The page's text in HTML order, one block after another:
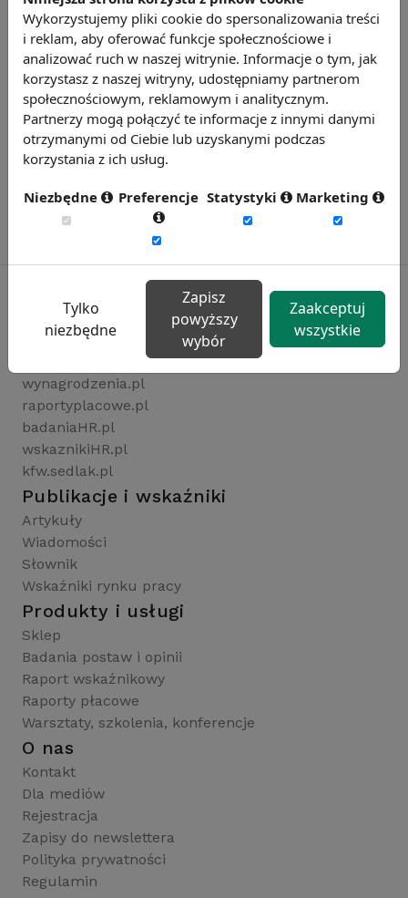
Rynekpracy.pl
wynagrodzenia.pl
raportyplacowe.pl
badaniaHR.pl
wskaznikiHR.pl
kfw.sedlak.pl
Publikacje i wskaźniki
Artykuły
Wiadomości
Słownik
Wskaźniki rynku pracy
Produkty i usługi
Sklep
Badania postaw i opinii
Raport wskaźnikowy
Raporty płacowe
Warsztaty, szkolenia, konferencje
O nas
Kontakt
Dla mediów
Rejestracja
Zapisy do newslettera
Polityka prywatności
Regulamin
Wykorzystujemy pliki cookie do spersonalizowania treści
i reklam, aby oferować funkcje społecznościowe i
analizować ruch w naszej witrynie. Informacje o tym, jak
korzystasz z naszej witryny, udostępniamy partnerom
społecznościowym, reklamowym i analitycznym.
Partnerzy mogą połączyć te informacje z innymi danymi
otrzymanymi od Ciebie lub uzyskanymi podczas
korzystania z ich usług.
Niezbędne Preferencje Statystyki Marketing
Tylko
niezbędne
Zapisz
powyższy
wybór
Zaakceptuj
wszystkie